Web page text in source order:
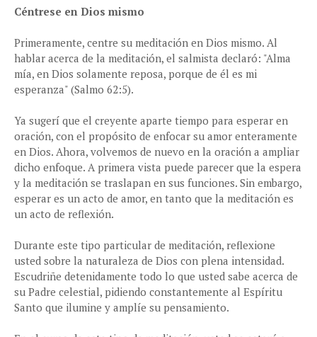
Céntrese en Dios mismo
Primeramente, centre su meditación en Dios mismo. Al
hablar acerca de la meditación, el salmista declaró: "Alma
mía, en Dios solamente reposa, porque de él es mi
esperanza" (Salmo 62:5).
Ya sugerí que el creyente aparte tiempo para esperar en
oración, con el propósito de enfocar su amor enteramente
en Dios. Ahora, volvemos de nuevo en la oración a ampliar
dicho enfoque. A primera vista puede parecer que la espera
y la meditación se traslapan en sus funciones. Sin embargo,
esperar es un acto de amor, en tanto que la meditación es
un acto de reflexión.
Durante este tipo particular de meditación, reflexione
usted sobre la naturaleza de Dios con plena intensidad.
Escudriñe detenidamente todo lo que usted sabe acerca de
su Padre celestial, pidiendo constantemente al Espíritu
Santo que ilumine y amplíe su pensamiento.